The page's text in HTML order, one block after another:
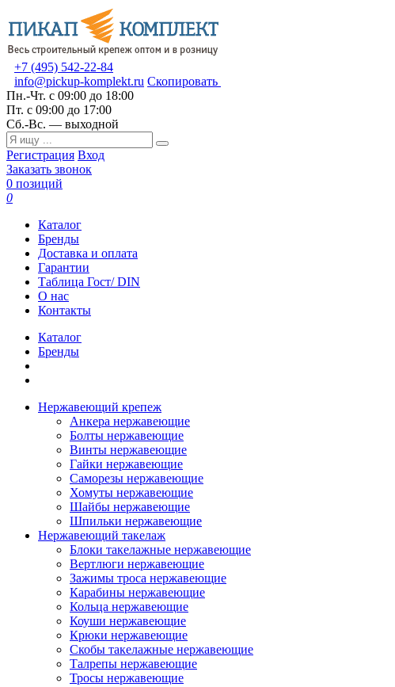
+7 (495) 542-22-84
info@pickup-komplekt.ru Скопировать
Пн.-Чт. с 09:00 до 18:00
Пт. с 09:00 до 17:00
Сб.-Вс. — выходной
Регистрация Вход
Заказать звонок
0 позиций
0
Каталог
Бренды
Доставка и оплата
Гарантии
Таблица Гост/ DIN
О нас
Контакты
Каталог
Бренды
Нержавеющий крепеж
Анкера нержавеющие
Болты нержавеющие
Винты нержавеющие
Гайки нержавеющие
Саморезы нержавеющие
Хомуты нержавеющие
Шайбы нержавеющие
Шпильки нержавеющие
Нержавеющий такелаж
Блоки такелажные нержавеющие
Вертлюги нержавеющие
Зажимы троса нержавеющие
Карабины нержавеющие
Кольца нержавеющие
Коуши нержавеющие
Крюки нержавеющие
Скобы такелажные нержавеющие
Талрепы нержавеющие
Тросы нержавеющие